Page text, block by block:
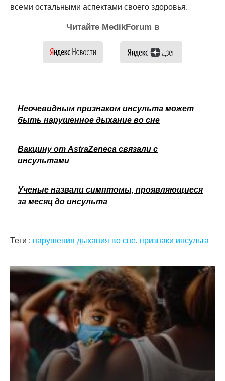
всеми остальными аспектами своего здоровья.
Читайте MedikForum в
Неочевидным признаком инсульта может
быть нарушенное дыхание во сне
Вакцину от AstraZeneca связали с
инсультами
Ученые назвали симптомы, проявляющиеся
за месяц до инсульта
Теги : нарушения дыхания во сне, признаки инсульта